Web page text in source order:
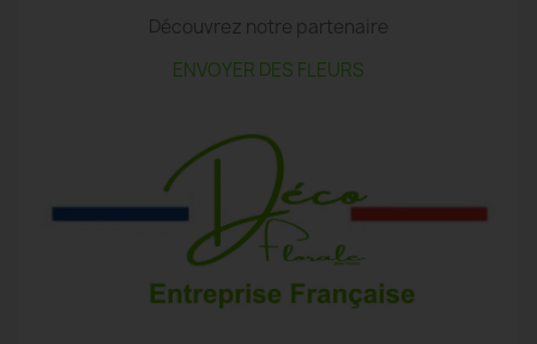
Découvrez notre partenaire
ENVOYER DES FLEURS